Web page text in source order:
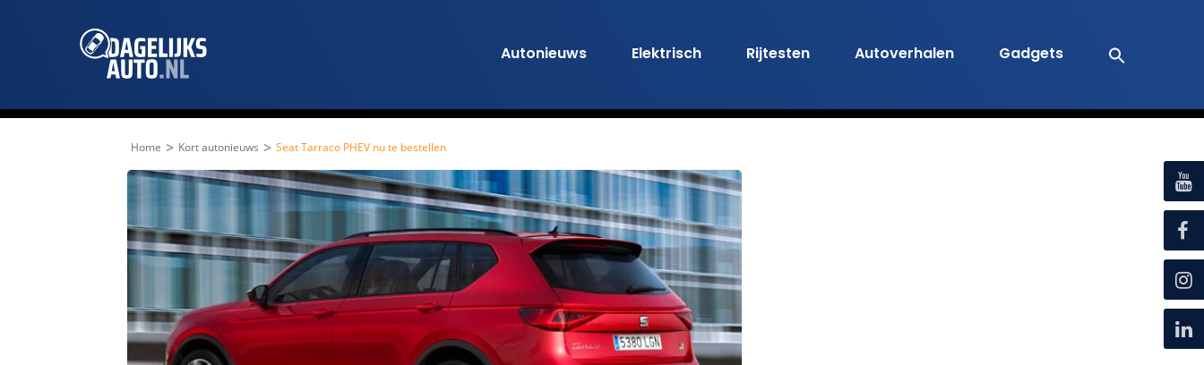
Autonieuws Elektrisch Rijtesten Autoverhalen Gadgets
Home > Kort autonieuws > Seat Tarraco PHEV nu te bestellen